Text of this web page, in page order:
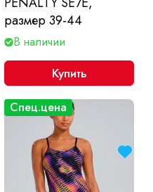
размер 39-44
В наличии
Купить
Спец.цена